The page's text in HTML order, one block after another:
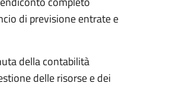
di previsione entrate e
della contabilità
delle risorse e dei